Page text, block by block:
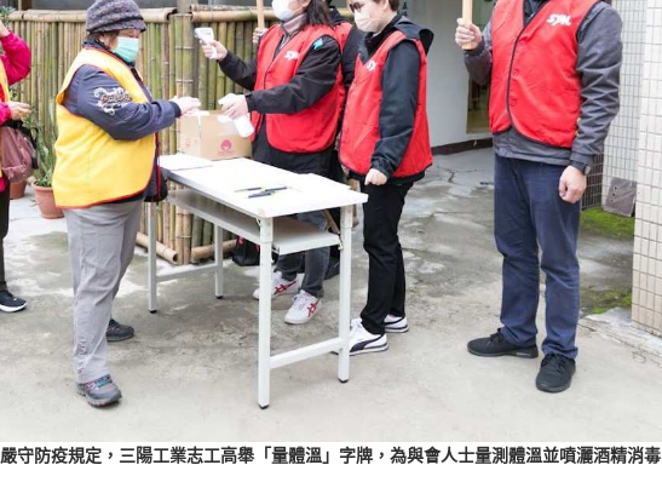
嚴守防疫規定，三陽工業志工高舉「量體溫」字牌，為與會人士量測體溫並噴灑酒精消毒